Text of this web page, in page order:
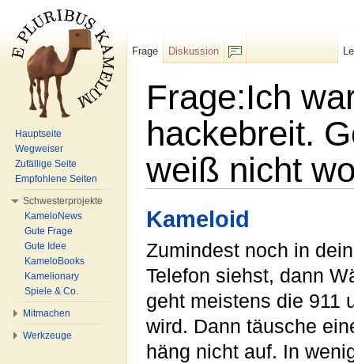
Frage:Ich
hackebreit.
weiß nicht
Kameloid
Zumindest noch in
Telefon siehst, dann
geht meistens die 911
wird. Dann täusche
häng nicht auf. In
Frage
Diskussion
Hauptseite
Wegweiser
Zufällige Seite
Empfohlene Seiten
Schwesterprojekte
KameloNews
Gute Frage
Gute Idee
KameloBooks
Kamelionary
Spiele & Co.
Mitmachen
Werkzeuge